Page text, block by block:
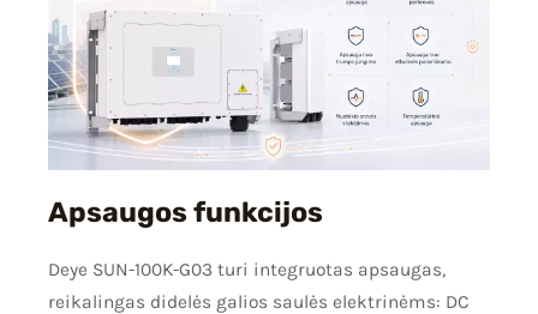
Apsaugos funkcijos
Deye SUN-100K-G03 turi integruotas apsaugas,
reikalingas didelės galios saulės elektrinėms: DC